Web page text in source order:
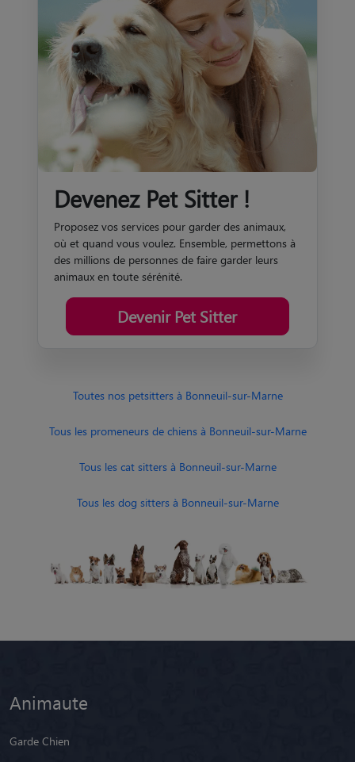
Devenez Pet Sitter !
Proposez vos services pour garder des animaux,
où et quand vous voulez. Ensemble, permettons à
des millions de personnes de faire garder leurs
animaux en toute sérénité.
Devenir Pet Sitter
Toutes nos petsitters à Bonneuil-sur-Marne
Tous les promeneurs de chiens à Bonneuil-sur-Marne
Tous les cat sitters à Bonneuil-sur-Marne
Tous les dog sitters à Bonneuil-sur-Marne
Animaute
Garde Chien